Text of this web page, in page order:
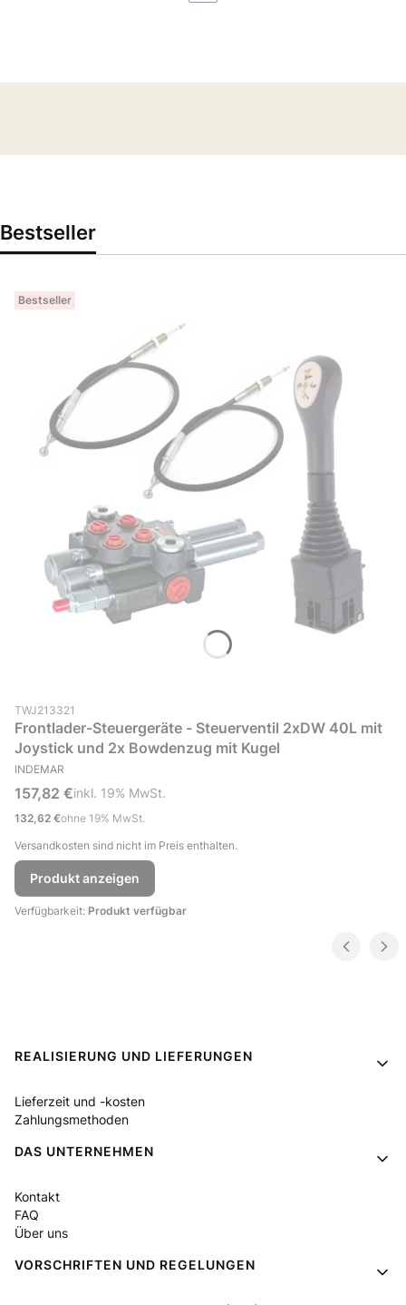
Bestseller
Bestseller
Produktcode (SKU)
TWJ213321
Frontlader-Steuergeräte - Steuerventil 2xDW 40L mit
Joystick und 2x Bowdenzug mit Kugel
HERSTELLER
INDEMAR
Bruttopreis
157,82 €inkl. %s MwSt.
inkl. 19% MwSt.
Nettopreis
132,62 €ohne 19% MwSt.
Versandkosten sind nicht im Preis enthalten.
Produkt anzeigen
Verfügbarkeit: Produkt verfügbar
Fußzeilenmenü
REALISIERUNG UND LIEFERUNGEN
Lieferzeit und -kosten
Zahlungsmethoden
DAS UNTERNEHMEN
Kontakt
FAQ
Über uns
VORSCHRIFTEN UND REGELUNGEN